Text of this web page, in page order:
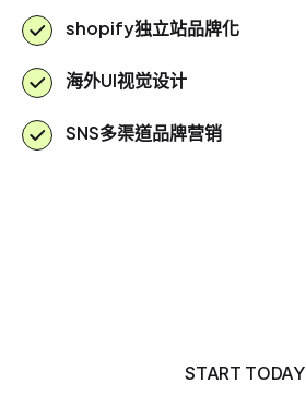
shopify独立站品牌化
海外UI视觉设计
SNS多渠道品牌营销
START TODAY